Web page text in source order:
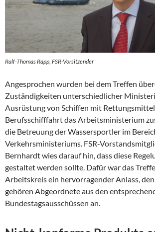
Ralf-Thomas Rapp, FSR-Vorsitzender
Angesprochen wurden bei dem Treffen
Zuständigkeiten unterschiedlicher
Ausrüstung von Schiffen mit
Berufsschifffahrt das Arbeitsministerium
die Betreuung der Wassersportler im
Verkehrsministeriums. FSR-
Bernhardt wies darauf hin, dass diese
gestaltet werden sollte. Dafür war das
Arbeitskreis ein hervorragender Anlass,
gehören Abgeordnete aus den
Bundestagsausschüssen an.